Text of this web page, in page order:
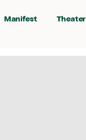
Manifest Theater